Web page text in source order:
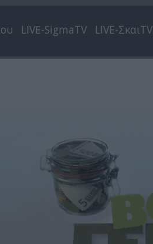
LIVE-SigmaTV LIVE-ΣκαιTV